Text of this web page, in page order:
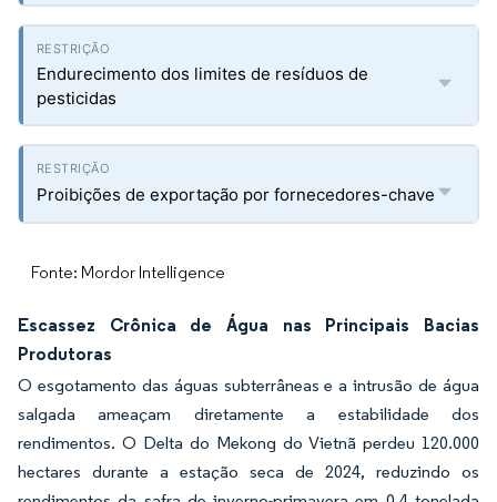
Endurecimento dos limites de resíduos de
pesticidas
Proibições de exportação por fornecedores-chave
Fonte: Mordor Intelligence
Escassez Crônica de Água nas Principais Bacias
Produtoras
O esgotamento das águas subterrâneas e a intrusão de água
salgada ameaçam diretamente a estabilidade dos
rendimentos. O Delta do Mekong do Vietnã perdeu 120.000
hectares durante a estação seca de 2024, reduzindo os